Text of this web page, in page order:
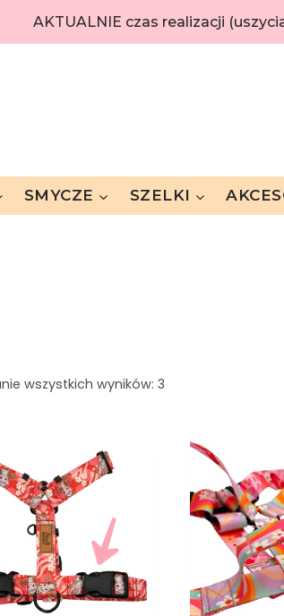
AKTUALNIE czas realizacji
SMYCZE SZELKI
wszystkich wyników: 3